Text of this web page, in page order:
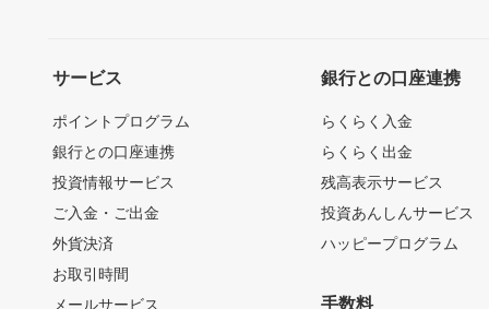
サービス
ポイントプログラム
銀行との口座連携
投資情報サービス
ご入金・ご出金
外貨決済
お取引時間
メールサービス
銀行との口座連携
らくらく入金
らくらく出金
残高表示サービス
投資あんしんサービス
ハッピープログラム
手数料